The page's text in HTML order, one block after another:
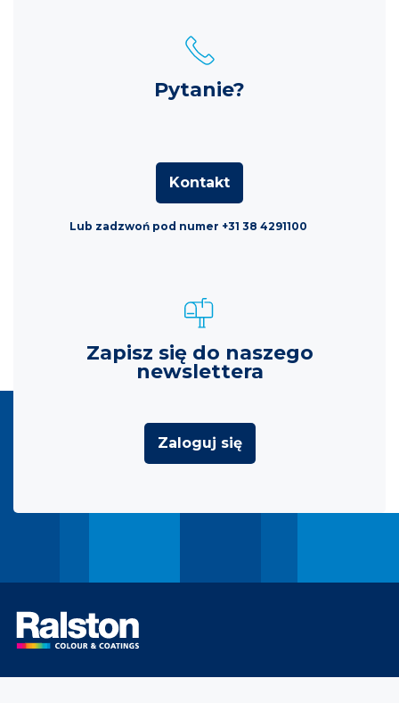
Pytanie?
Kontakt
Lub zadzwoń pod numer +31 38 4291100
Zapisz się do naszego
newslettera
Zaloguj się